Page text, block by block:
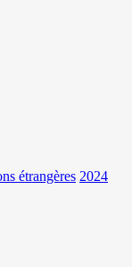
étrangères 2024